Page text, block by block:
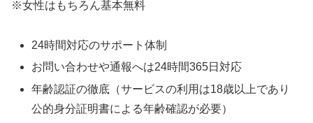
※女性はもちろん基本無料
24時間対応のサポート体制
お問い合わせや通報へは24時間365日対応
年齢認証の徹底（サービスの利用は18歳以上であり
公的身分証明書による年齢確認が必要）